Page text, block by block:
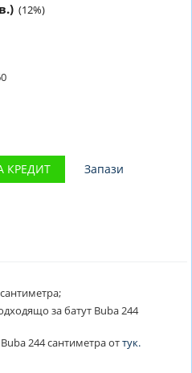
(12%)
КРЕДИТ Запази
за батут Buba 244
244 сантиметра оттук.